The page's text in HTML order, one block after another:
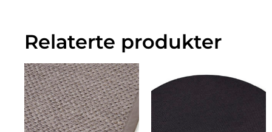
Relaterte produkter